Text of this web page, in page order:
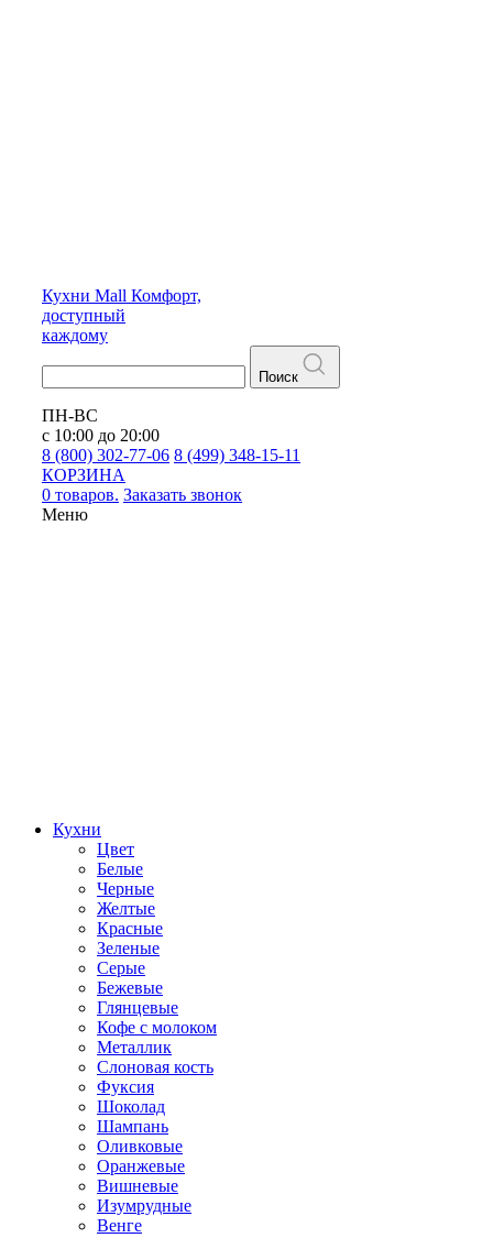
Кухни Mall Комфорт,
доступный
каждому
Поиск
ПН-ВС
с 10:00 до 20:00
8 (800) 302-77-06 8 (499) 348-15-11
КОРЗИНА
0 товаров. Заказать звонок
Меню
Кухни
Цвет
Белые
Черные
Желтые
Красные
Зеленые
Серые
Бежевые
Глянцевые
Кофе с молоком
Металлик
Слоновая кость
Фуксия
Шоколад
Шампань
Оливковые
Оранжевые
Вишневые
Изумрудные
Венге